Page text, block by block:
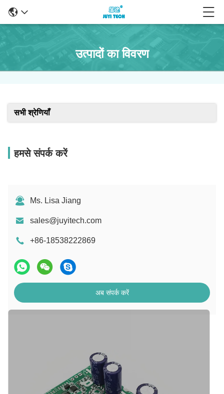
उत्पादों का विवरण
सभी श्रेणियाँ
हमसे संपर्क करें
Ms. Lisa Jiang
sales@juyitech.com
+86-18538222869
अब संपर्क करें